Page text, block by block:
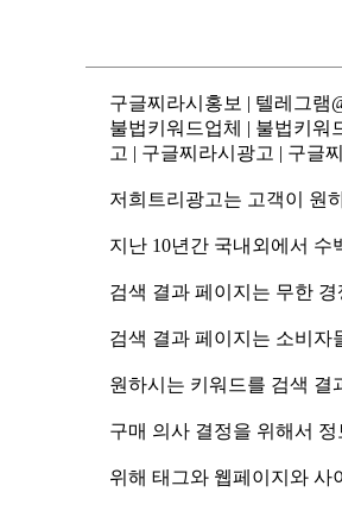
구글찌라시홍보 | 텔레그램
불법키워드업체 | 불법키워
고 | 구글찌라시광고 | 구글
저희트리광고는 고객이 원
지난 10년간 국내외에서
검색 결과 페이지는 무한
검색 결과 페이지는 소비자
원하시는 키워드를 검색 결
구매 의사 결정을 위해서
위해 태그와 웹페이지와 사